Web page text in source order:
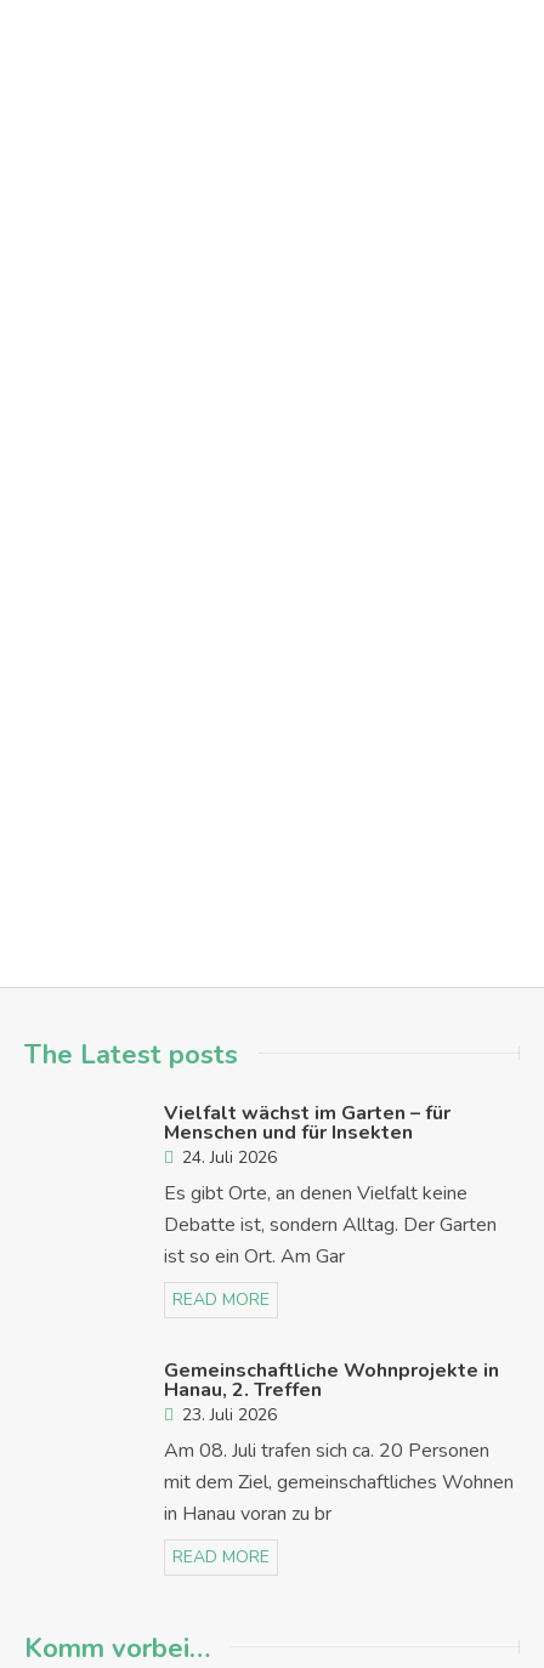
The Latest posts
Vielfalt wächst im Garten – für
Menschen und für Insekten
24. Juli 2026
Es gibt Orte, an denen Vielfalt keine
Debatte ist, sondern Alltag. Der Garten
ist so ein Ort. Am Gar
READ MORE
Gemeinschaftliche Wohnprojekte in
Hanau, 2. Treffen
23. Juli 2026
Am 08. Juli trafen sich ca. 20 Personen
mit dem Ziel, gemeinschaftliches Wohnen
in Hanau voran zu br
READ MORE
Komm vorbei…